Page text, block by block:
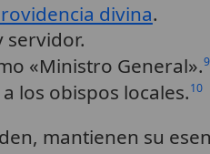
divina.
servidor.
«Ministro General».9
los obispos locales.10
mantienen su